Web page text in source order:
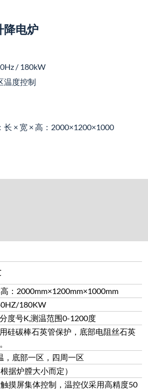
：2000mm×1200mm×1000mm
据炉膛大小而定）
四川英杰）可恒流 恒压，恒功率等多
式，可通讯电压 电流 功率。
承烧板330*330*20共60块支柱
共120块
化模块控制单元，控制精度准确，并
回路控制和双回路保护，具备了过
、欠调、段偶、缺相、超压、超流、
流反馈、软启动等保护
可自由调节，调节范围：最快升温速
0.1-10度、最慢升温速率每小时1度
）